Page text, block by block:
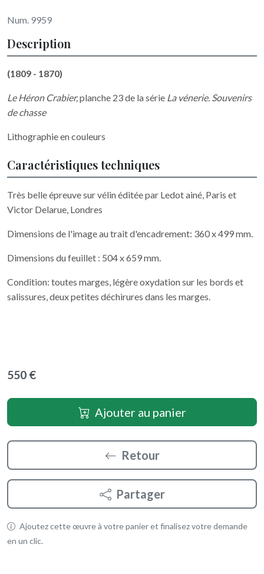
Num. 9959
Description
(1809 - 1870)
Le Héron Crabier,planche 23 de la série La vénerie. Souvenirs
de chasse
Lithographie en couleurs
Caractéristiques techniques
Très belle épreuve sur vélin éditée par Ledot ainé, Paris et
Victor Delarue, Londres
Dimensions de l'image au trait d'encadrement: 360 x 499 mm.
Dimensions du feuillet : 504 x 659 mm.
Condition: toutes marges, légère oxydation sur les bords et
salissures, deux petites déchirures dans les marges.
550 €
Ajouter au panier
Retour
Partager
Ajoutez cette œuvre à votre panier et finalisez votre demande
en un clic.